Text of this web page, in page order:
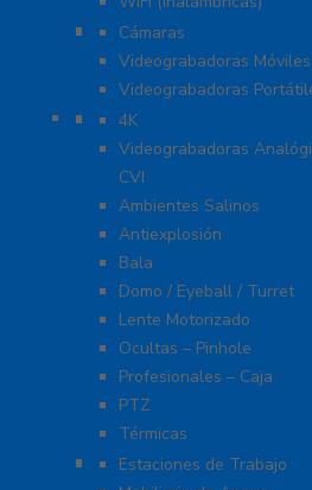
Videograbadoras
Cámaras
Videograbadoras Móviles
Videograbadoras
Cámaras Y DVRs HD
4K
Videograbadoras
CVI
Ambientes Salinos
Antiexplosión
Bala
Domo / Eyeball / Turret
Lente Motorizado
Ocultas – Pinhole
Profesionales – Caja
PTZ
Térmicas
Monitores Pantallas Y
Estaciones de Trabajo